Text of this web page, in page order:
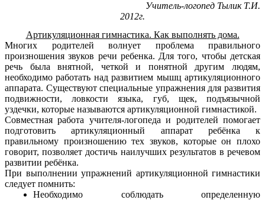
Учитель-логопед Тылик Т.И.
2012г.
Артикуляционная гимнастика. Как выполнять дома.
Многих родителей волнует проблема правильного
произношения звуков речи ребенка. Для того, чтобы детская
речь была внятной, четкой и понятной другим людям,
необходимо работать над развитием мышц артикуляционного
аппарата. Существуют специальные упражнения для развития
подвижности, ловкости языка, губ, щек, подъязычной
уздечки, которые называются артикуляционной гимнастикой.
Совместная работа учителя-логопеда и родителей помогает
подготовить артикуляционный аппарат ребёнка к
правильному произношению тех звуков, которые он плохо
говорит, позволяет достичь наилучших результатов в речевом
развитии ребёнка.
При выполнении упражнений артикуляционной гимнастики
следует помнить:
Необходимо соблюдать определенную